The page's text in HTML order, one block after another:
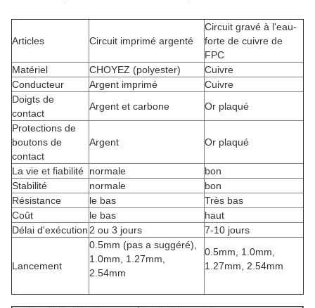
Articles Circuit imprimé argenté
Circuit gravé à l'eau-
forte de cuivre de
FPC
Matériel
CHOYEZ (polyester)
Cuivre
Conducteur
Argent imprimé
Cuivre
Doigts de
contact
Argent et carbone
Or plaqué
Protections de
boutons de
contact
Argent Or plaqué
La vie et fiabilité normale
bon
Stabilité
normale
bon
Résistance
le bas
Très bas
Coût
le bas
haut
Délai d'exécution 2 ou 3 jours 7-10 jours
Lancement
0.5mm (pas a suggéré),
1.0mm, 1.27mm,
2.54mm
0.5mm, 1.0mm,
1.27mm, 2.54mm